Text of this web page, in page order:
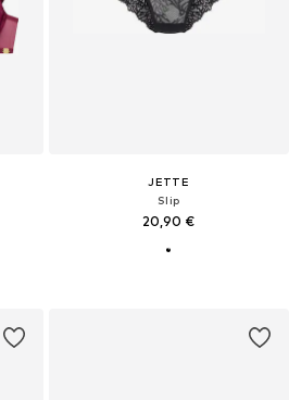
JETTE
Slip
20,90 €